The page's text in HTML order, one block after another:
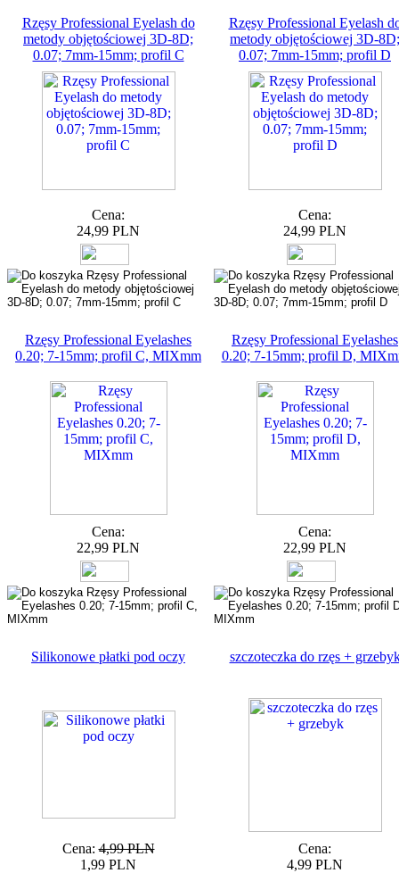
Rzęsy Professional Eyelash do
metody objętościowej 3D-8D;
0.07; 7mm-15mm; profil C
Cena:
24,99 PLN
Rzęsy Professional Eyelash
metody objętościowej 3D-8D;
0.07; 7mm-15mm; profil D
Cena:
24,99 PLN
Rzęsy Professional Eyelashes
0.20; 7-15mm; profil C, MIXmm
Cena:
22,99 PLN
Rzęsy Professional Eyelashes
0.20; 7-15mm; profil D,
Cena:
22,99 PLN
Silikonowe płatki pod oczy
Cena: 4,99 PLN
1,99 PLN
szczoteczka do rzęs +
Cena:
4,99 PLN